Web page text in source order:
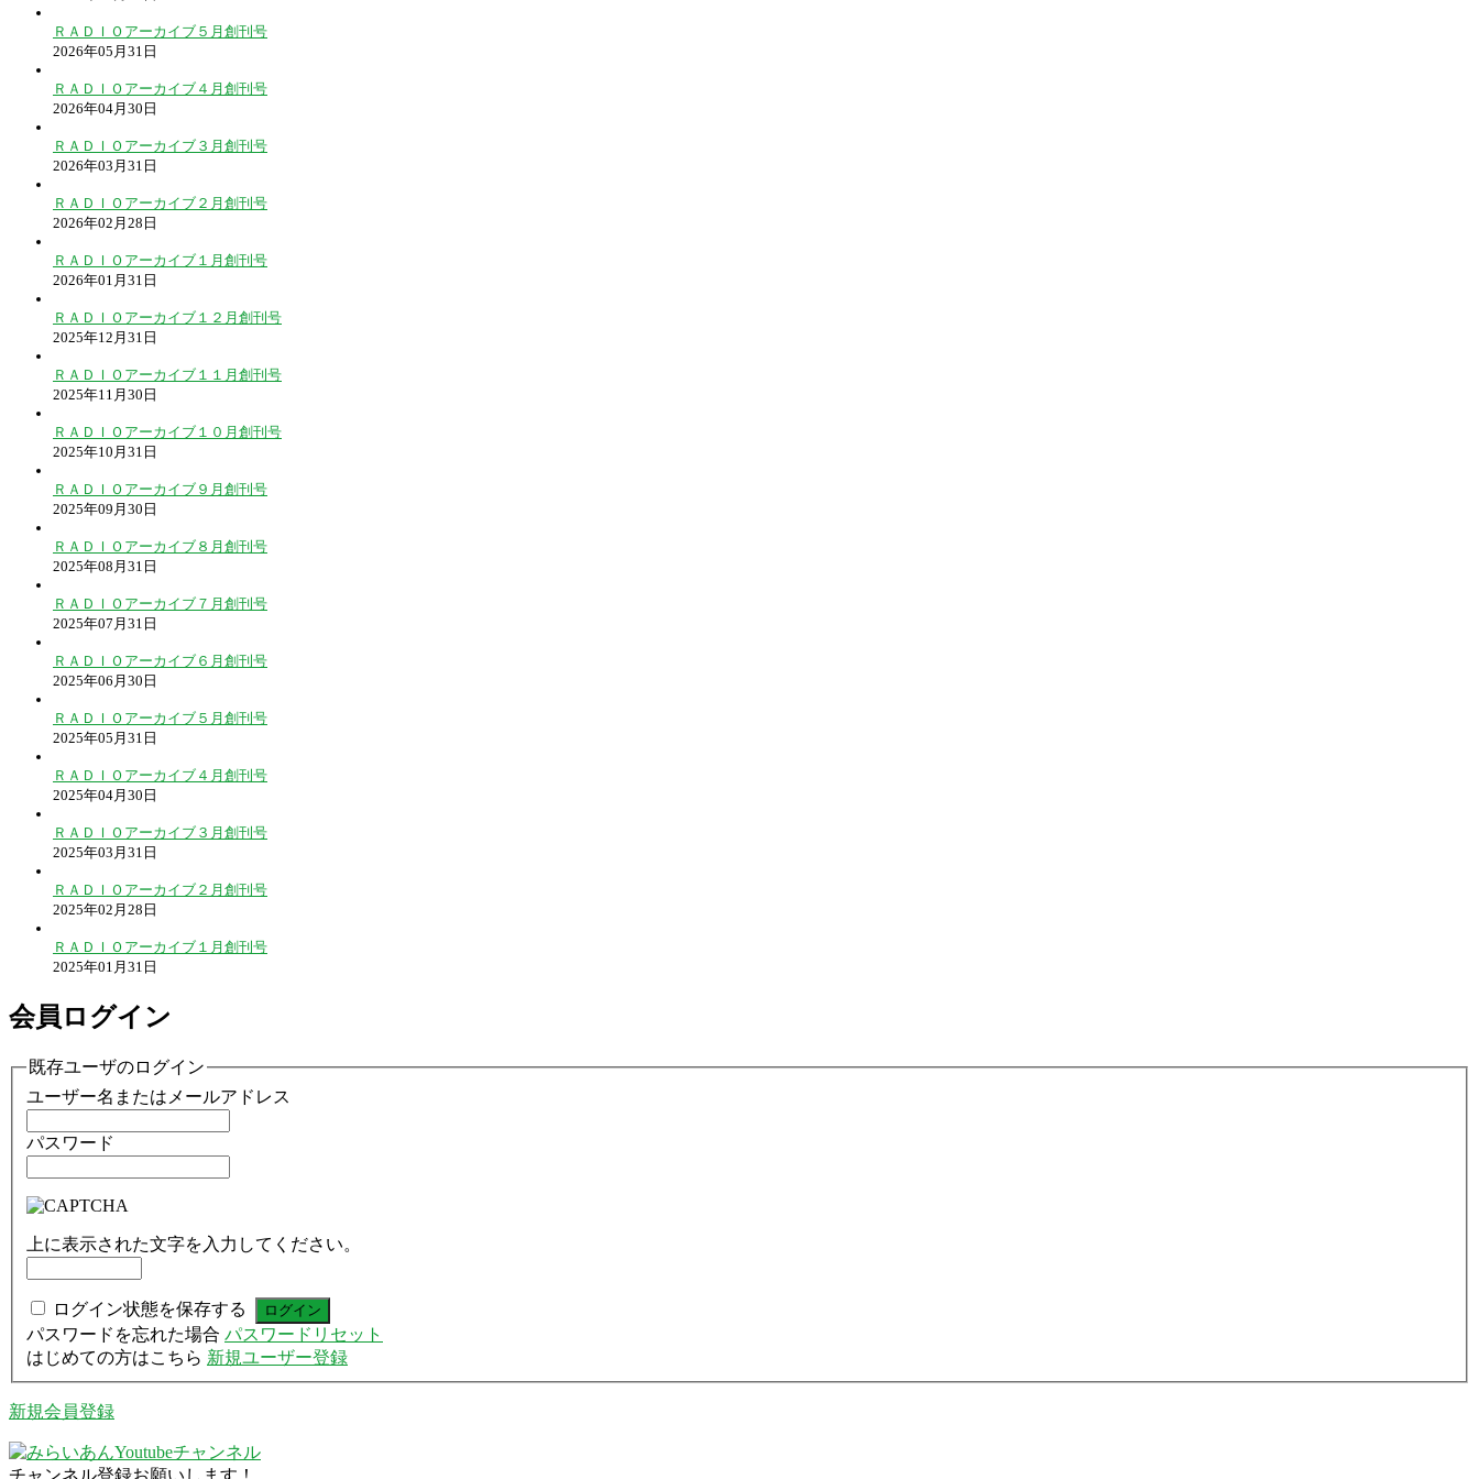
ＲＡＤＩＯアーカイブ５月創刊号
2026年05月31日
ＲＡＤＩＯアーカイブ４月創刊号
2026年04月30日
ＲＡＤＩＯアーカイブ３月創刊号
2026年03月31日
ＲＡＤＩＯアーカイブ２月創刊号
2026年02月28日
ＲＡＤＩＯアーカイブ１月創刊号
2026年01月31日
ＲＡＤＩＯアーカイブ１２月創刊号
2025年12月31日
ＲＡＤＩＯアーカイブ１１月創刊号
2025年11月30日
ＲＡＤＩＯアーカイブ１０月創刊号
2025年10月31日
ＲＡＤＩＯアーカイブ９月創刊号
2025年09月30日
ＲＡＤＩＯアーカイブ８月創刊号
2025年08月31日
ＲＡＤＩＯアーカイブ７月創刊号
2025年07月31日
ＲＡＤＩＯアーカイブ６月創刊号
2025年06月30日
ＲＡＤＩＯアーカイブ５月創刊号
2025年05月31日
ＲＡＤＩＯアーカイブ４月創刊号
2025年04月30日
ＲＡＤＩＯアーカイブ３月創刊号
2025年03月31日
ＲＡＤＩＯアーカイブ２月創刊号
2025年02月28日
ＲＡＤＩＯアーカイブ１月創刊号
2025年01月31日
会員ログイン
既存ユーザのログイン
ユーザー名またはメールアドレス
パスワード
上に表示された文字を入力してください。
ログイン状態を保存する
パスワードを忘れた場合 パスワードリセット
はじめての方はこちら 新規ユーザー登録
新規会員登録
チャンネル登録お願いします！